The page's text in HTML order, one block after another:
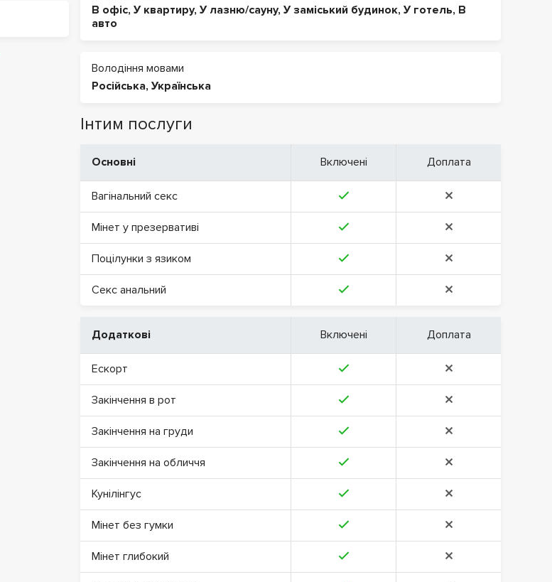
В офіс, У квартиру, У лазню/сауну, У заміський будинок, У готель, В
авто
Володіння мовами
Російська, Українська
Інтим послуги
Основні Включені Доплата
Вагінальний секс
Мінет у презервативі
Поцілунки з язиком
Секс анальний
Додаткові Включені Доплата
Ескорт
Закінчення в рот
Закінчення на груди
Закінчення на обличчя
Кунілінгус
Мінет без гумки
Мінет глибокий